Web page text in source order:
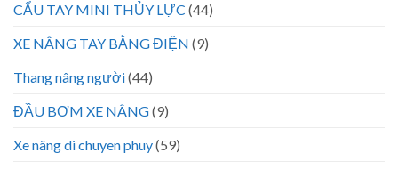
CẨU TAY MINI THỦY LỰC (44)
XE NÂNG TAY BẰNG ĐIỆN (9)
Thang nâng người(44)
ĐẦU BƠM XE NÂNG(9)
Xe nâng di chuyen phuy(59)